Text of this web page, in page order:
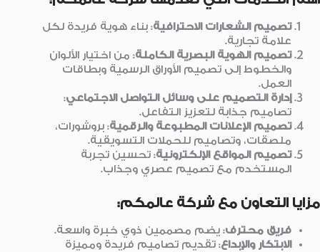
تصميم الشعارات الاحترافية: بناء هوية فريدة لكل
علامة تجارية.
تصميم الهوية البصرية الكاملة: من اختيار الألوان
والخطوط إلى تصميم الأوراق الرسمية وبطاقات
العمل.
إدارة التصميم على وسائل التواصل الاجتماعي:
تصاميم جذابة لتعزيز التفاعل.
تصميم الإعلانات المطبوعة والرقمية: بروشورات،
ملصقات، وتصاميم للحملات التسويقية.
تصميم المواقع الإلكترونية: تحسين تجربة
المستخدم مع تصميم عصري وجذاب.
مزايا التعاون مع شركة عالمكم:
فريق محترف: يضم مصممين ذوي خبرة واسعة.
الابتكار والإبداع: تقديم تصاميم فريدة ومميزة